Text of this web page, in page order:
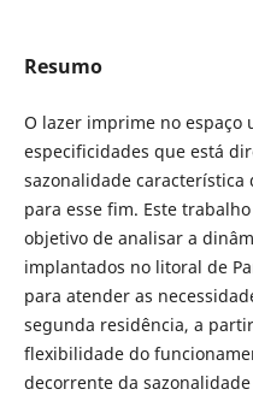
Resumo
O lazer imprime no espaço
especificidades que está
sazonalidade característica
para esse fim. Este
objetivo de analisar a
implantados no litoral de
para atender as
segunda residência, a
flexibilidade do
decorrente da